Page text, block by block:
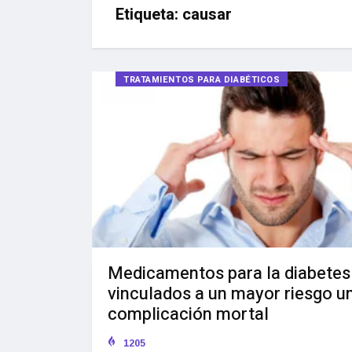
Etiqueta: causar
TRATAMIENTOS PARA DIABÉTICOS
Medicamentos para la diabetes
vinculados a un mayor riesgo
complicación mortal
1205